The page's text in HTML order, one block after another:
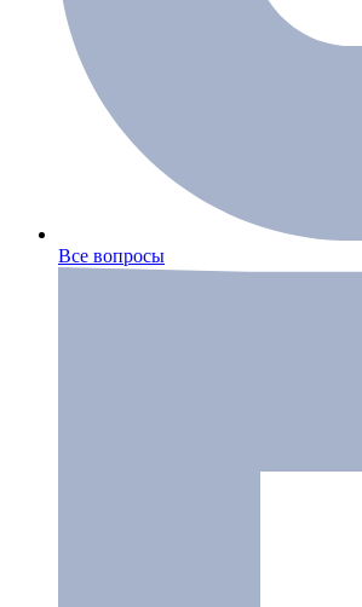
Все вопросы